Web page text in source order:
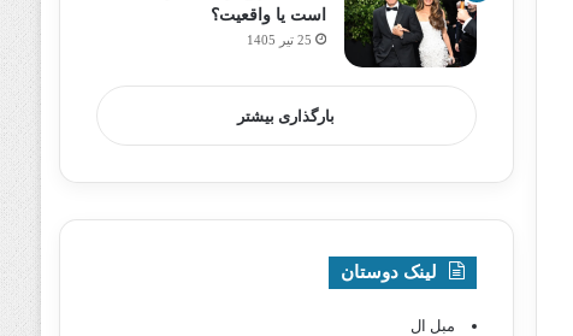
است یا واقعیت؟
25 تیر 1405
بارگذاری بیشتر
لینک دوستان
مبل ال